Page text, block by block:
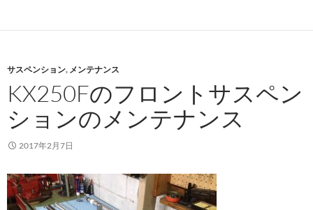
サスペンション, メンテナンス
KX250Fのフロントサスペン
ションのメンテナンス
2017年2月7日